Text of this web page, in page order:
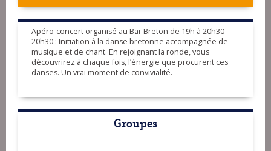
Apéro-concert organisé au Bar Breton de 19h à 20h30
20h30 : Initiation à la danse bretonne accompagnée de
musique et de chant. En rejoignant la ronde, vous
découvrirez à chaque fois, l’énergie que procurent ces
danses. Un vrai moment de convivialité.
Groupes